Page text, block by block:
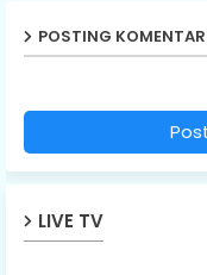
POSTING KOMENTAR
LIVE TV